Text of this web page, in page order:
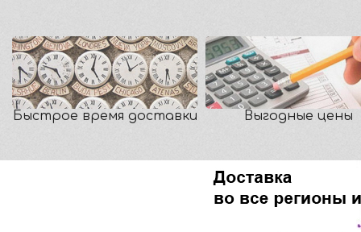
Быстрое время доставки Выгодные цены